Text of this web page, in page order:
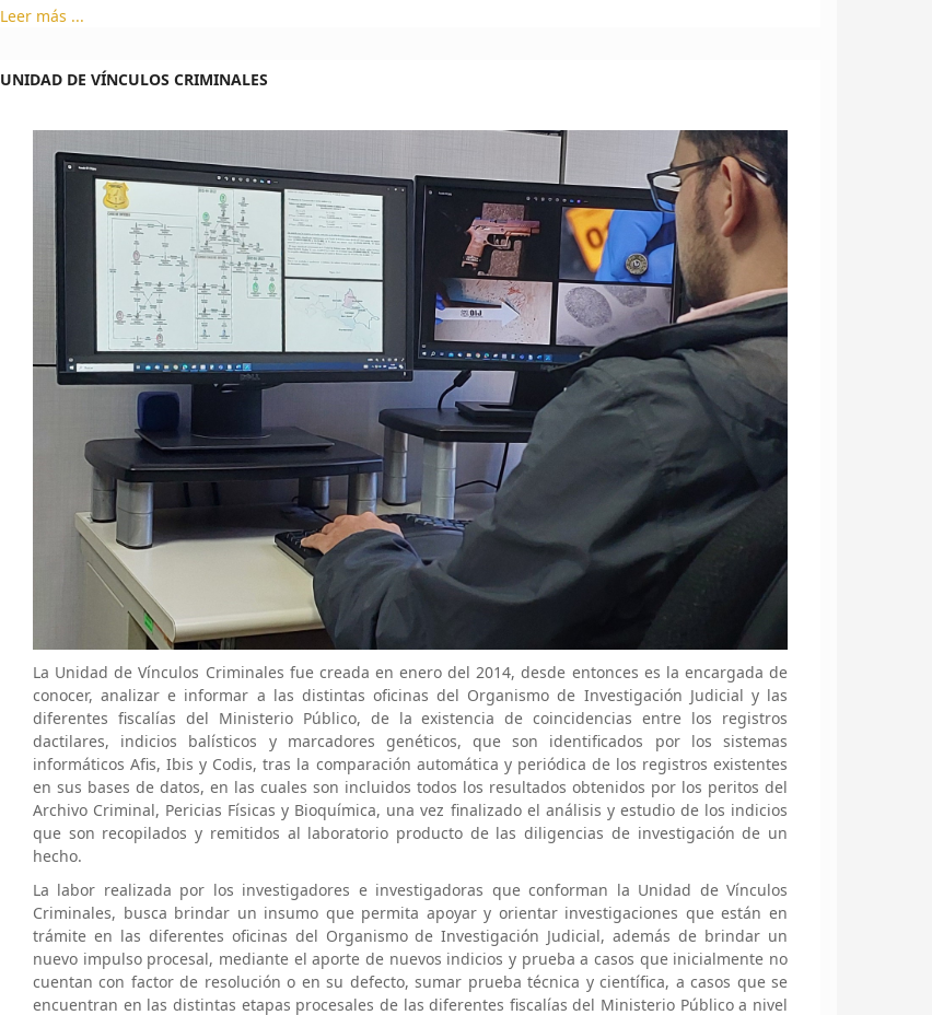
Leer más ...
UNIDAD DE VÍNCULOS CRIMINALES
La Unidad de Vínculos Criminales fue creada en enero del 2014, desde entonces es la encargada de
conocer, analizar e informar a las distintas oficinas del Organismo de Investigación Judicial y las
diferentes fiscalías del Ministerio Público, de la existencia de coincidencias entre los registros
dactilares, indicios balísticos y marcadores genéticos, que son identificados por los sistemas
informáticos Afis, Ibis y Codis, tras la comparación automática y periódica de los registros existentes
en sus bases de datos, en las cuales son incluidos todos los resultados obtenidos por los peritos del
Archivo Criminal, Pericias Físicas y Bioquímica, una vez finalizado el análisis y estudio de los indicios
que son recopilados y remitidos al laboratorio producto de las diligencias de investigación de un
hecho.
La labor realizada por los investigadores e investigadoras que conforman la Unidad de Vínculos
Criminales, busca brindar un insumo que permita apoyar y orientar investigaciones que están en
trámite en las diferentes oficinas del Organismo de Investigación Judicial, además de brindar un
nuevo impulso procesal, mediante el aporte de nuevos indicios y prueba a casos que inicialmente no
cuentan con factor de resolución o en su defecto, sumar prueba técnica y científica, a casos que se
encuentran en las distintas etapas procesales de las diferentes fiscalías del Ministerio Público a nivel